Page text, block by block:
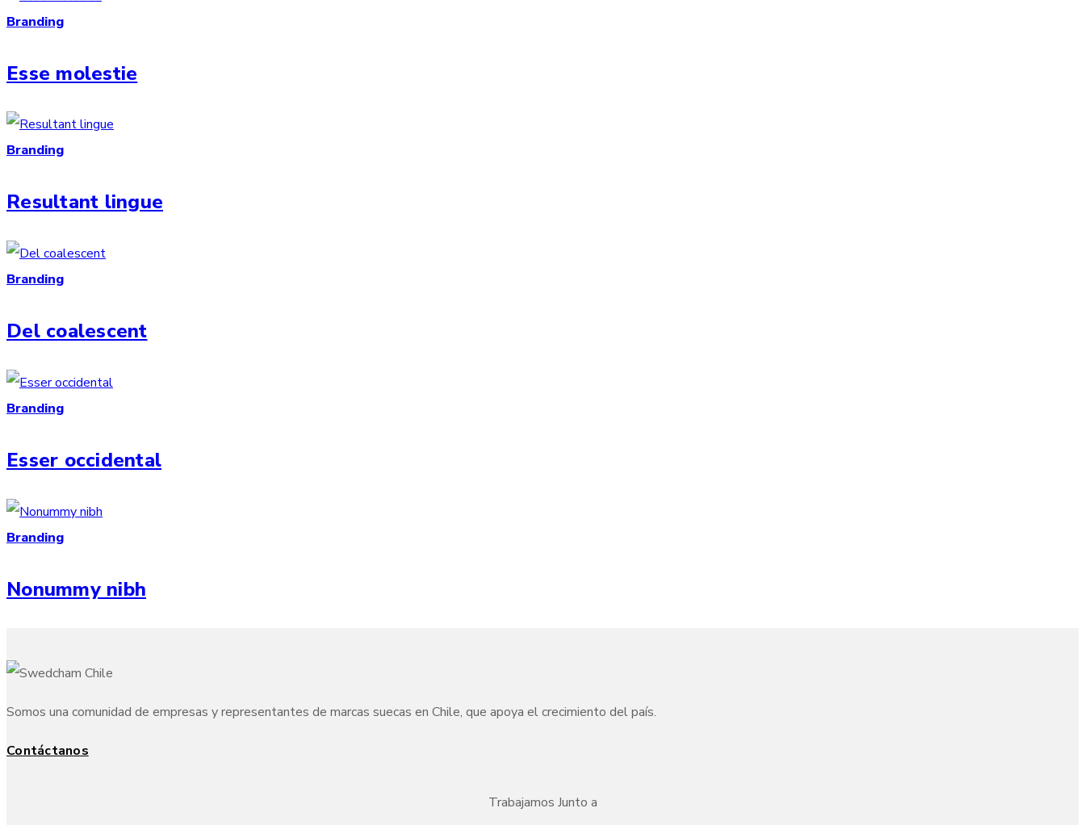
Branding
Esse molestie
Branding
Resultant lingue
Branding
Del coalescent
Branding
Esser occidental
Branding
Nonummy nibh
Somos una comunidad de empresas y representantes de marcas suecas en Chile, que apoya el crecimiento del país.
Contáctanos
Trabajamos Junto a